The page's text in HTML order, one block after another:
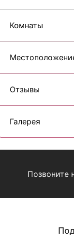
Комнаты
Отзывы
Галерея
Позвоните